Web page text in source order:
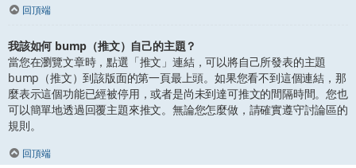
回頂端
我該如何 bump（推文）自己的主題？
當您在瀏覽文章時，點選「推文」連結，可以將自己所發表的主題
bump（推文）到該版面的第一頁最上頭。如果您看不到這個連結，那
麼表示這個功能已經被停用，或者是尚未到達可推文的間隔時間。您也
可以簡單地透過回覆主題來推文。無論您怎麼做，請確實遵守討論區的
規則。
回頂端